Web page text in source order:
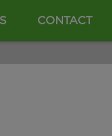
CONTACT